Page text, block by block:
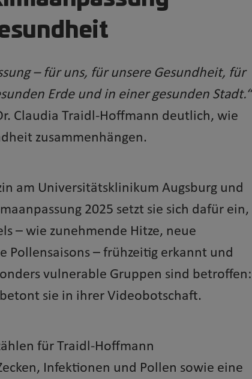
– für uns, für unsere Gesundheit, für
Erde und in einer gesunden Stadt.“
Claudia Traidl-Hoffmann deutlich, wie
zusammenhängen.
am Universitätsklinikum Augsburg und
2025 setzt sie sich dafür ein,
– wie zunehmende Hitze, neue
Pollensaisons – frühzeitig erkannt und
vulnerable Gruppen sind betroffen:
sie in ihrer Videobotschaft.
für Traidl-Hoffmann
Infektionen und Pollen sowie eine